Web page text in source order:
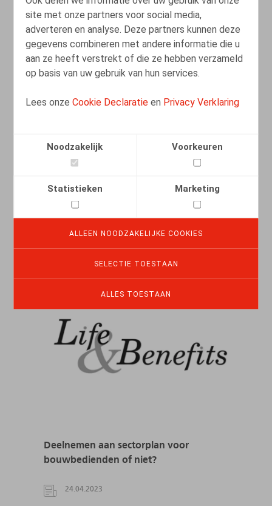
site met onze partners voor social media,
adverteren en analyse. Deze partners kunnen deze
gegevens combineren met andere informatie die u
aan ze heeft verstrekt of die ze hebben verzameld
op basis van uw gebruik van hun services.
Lees onzeCookie Declaratie en Privacy Verklaring
Noodzakelijk Voorkeuren
Statistieken Marketing
ALLEEN NOODZAKELIJKE COOKIES
SELECTIE TOESTAAN
ALLES TOESTAAN
07.06.2023
LEES MEER
Deelnemen aan sectorplan voor
bouwbedienden of niet?
24.04.2023